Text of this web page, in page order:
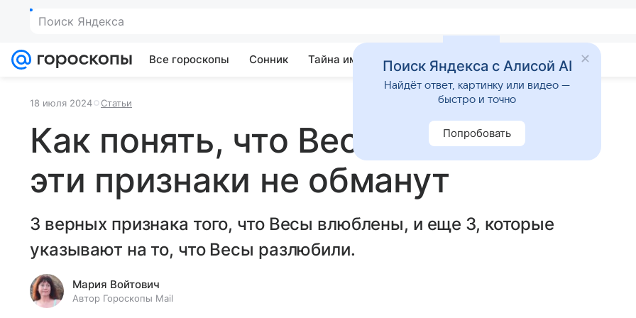
Поиск Яндекса
Все гороскопы Сонник Тайна имени Гадания Приметы
18 июля 2024 Статьи
Как понять, что Весы вас любят:
эти признаки не обманут
3 верных признака того, что Весы влюблены, и еще 3, которые
указывают на то, что Весы разлюбили.
Мария Войтович
Автор Гороскопы Mail
Поиск Яндекса с Алисой AI
Найдёт ответ, картинку или видео —
быстро и точно
Попробовать